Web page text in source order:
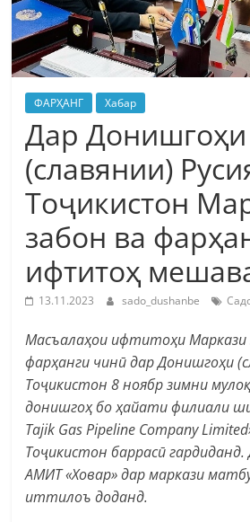
ФАРҲАНГ Хабар
Дар Донишгоҳи
(славянии)
Тоҷикистон
забон ва
ифтитоҳ
13.11.2023 sado_dushanbe
Масъалаҳои ифтитоҳи Маркази
фарҳанги чинӣ дар Донишгоҳи
Тоҷикистон 8 ноябр зимни
донишгоҳ бо ҳайати филиали
Tajik Gas Pipeline Company
Тоҷикистон баррасӣ гардиданд.
АМИТ «Ховар» дар маркази
иттилоъ доданд.